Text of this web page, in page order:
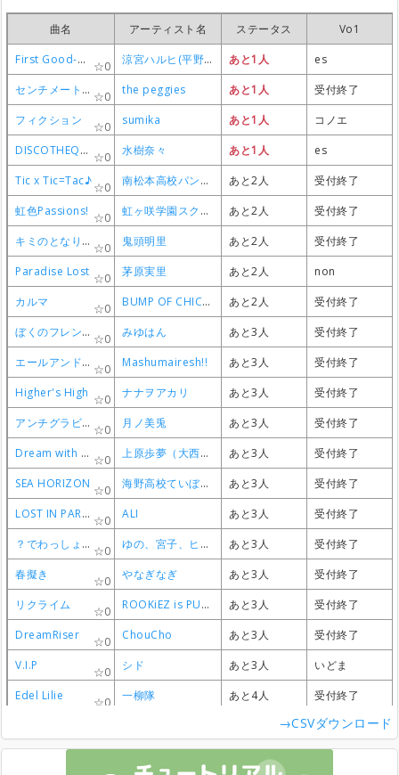
曲名 アーティスト名 ステータス
Vo1
First Good-Bye
0 涼宮ハルヒ(平野綾) あと1人
es
センチメートル
0 the peggies あと1人
受付終了
フィクション
0 sumika あと1人
コノエ
DISCOTHEQUE
0 水樹奈々 あと1人
es
Tic x Tic=Tac♪
0 南松本高校パンクロック同好会 あと2人
受付終了
虹色Passions!
0 虹ヶ咲学園スクールアイドル同好会 あと2人
受付終了
キミのとなりで
0 鬼頭明里 あと2人
受付終了
Paradise Lost
0 茅原実里 あと2人
non
カルマ
0 BUMP OF CHICKEN あと2人
受付終了
ぼくのフレンド
0 みゆはん あと3人
受付終了
エールアンドレスポンス
0 Mashumairesh!! あと3人
受付終了
Higher's High
0 ナナヲアカリ あと3人
受付終了
アンチグラビティ・ガール
0 月ノ美兎 あと3人
受付終了
Dream with You
0 上原歩夢（大西亜玖璃） あと3人
受付終了
SEA HORIZON
0 海野高校ていぼう部 あと3人
受付終了
LOST IN PARADISE feat. AKLO
0 ALI あと3人
受付終了
？でわっしょい
0 ゆの、宮子、ヒロ、沙英 あと3人
受付終了
春擬き
0 やなぎなぎ あと3人
受付終了
リクライム
0 ROOKiEZ is PUNK'D あと3人
受付終了
DreamRiser
0 ChouCho あと3人
受付終了
V.I.P
0 シド あと3人
いどま
Edel Lilie
0 一柳隊 あと4人
受付終了
受付終了
non
曲名 アーティスト名 ステータス
Vo1
First Good-Bye
0 涼宮ハルヒ(平野綾) あと1人
es
センチメートル
0 the peggies あと1人
受付終了
フィクション
0 sumika あと1人
コノエ
DISCOTHEQUE
0 水樹奈々 あと1人
es
Tic x Tic=Tac♪
0 南松本高校パンクロック同好会 あと2人
受付終了
虹色Passions!
0 虹ヶ咲学園スクールアイドル同好会 あと2人
受付終了
キミのとなりで
0 鬼頭明里 あと2人
受付終了
Paradise Lost
0 茅原実里 あと2人
non
カルマ
0 BUMP OF CHICKEN あと2人
受付終了
ぼくのフレンド
0 みゆはん あと3人
受付終了
エールアンドレスポンス
0 Mashumairesh!! あと3人
受付終了
Higher's High
0 ナナヲアカリ あと3人
受付終了
アンチグラビティ・ガール
0 月ノ美兎 あと3人
受付終了
Dream with You
0 上原歩夢（大西亜玖璃） あと3人
受付終了
SEA HORIZON
0 海野高校ていぼう部 あと3人
受付終了
LOST IN PARADISE feat. AKLO
0 ALI あと3人
受付終了
？でわっしょい
0 ゆの、宮子、ヒロ、沙英 あと3人
受付終了
春擬き
0 やなぎなぎ あと3人
受付終了
リクライム
0 ROOKiEZ is PUNK'D あと3人
受付終了
DreamRiser
0 ChouCho あと3人
受付終了
V.I.P
0 シド あと3人
いどま
Edel Lilie
0 一柳隊 あと4人
受付終了
受付終了
non
曲名 アーティスト名 ステータス
Vo1
First Good-Bye
0 涼宮ハルヒ(平野綾) あと1人
es
センチメートル
0 the peggies あと1人
受付終了
フィクション
0 sumika あと1人
コノエ
DISCOTHEQUE
0 水樹奈々 あと1人
es
Tic x Tic=Tac♪
0 南松本高校パンクロック同好会 あと2人
受付終了
虹色Passions!
0 虹ヶ咲学園スクールアイドル同好会 あと2人
受付終了
キミのとなりで
0 鬼頭明里 あと2人
受付終了
Paradise Lost
0 茅原実里 あと2人
non
カルマ
0 BUMP OF CHICKEN あと2人
受付終了
ぼくのフレンド
0 みゆはん あと3人
受付終了
エールアンドレスポンス
0 Mashumairesh!! あと3人
受付終了
Higher's High
0 ナナヲアカリ あと3人
受付終了
アンチグラビティ・ガール
0 月ノ美兎 あと3人
受付終了
Dream with You
0 上原歩夢（大西亜玖璃） あと3人
受付終了
SEA HORIZON
0 海野高校ていぼう部 あと3人
受付終了
LOST IN PARADISE feat. AKLO
0 ALI あと3人
受付終了
？でわっしょい
0 ゆの、宮子、ヒロ、沙英 あと3人
受付終了
春擬き
0 やなぎなぎ あと3人
受付終了
リクライム
0 ROOKiEZ is PUNK'D あと3人
受付終了
DreamRiser
0 ChouCho あと3人
受付終了
V.I.P
0 シド あと3人
いどま
Edel Lilie
0 一柳隊 あと4人
受付終了
受付終了
non
曲名 アーティスト名 ステータス
Vo1
First Good-Bye
0 涼宮ハルヒ(平野綾) あと1人
es
センチメートル
0 the peggies あと1人
受付終了
フィクション
0 sumika あと1人
コノエ
DISCOTHEQUE
0 水樹奈々 あと1人
es
Tic x Tic=Tac♪
0 南松本高校パンクロック同好会 あと2人
受付終了
虹色Passions!
0 虹ヶ咲学園スクールアイドル同好会 あと2人
受付終了
キミのとなりで
0 鬼頭明里 あと2人
受付終了
Paradise Lost
0 茅原実里 あと2人
non
カルマ
0 BUMP OF CHICKEN あと2人
受付終了
ぼくのフレンド
0 みゆはん あと3人
受付終了
エールアンドレスポンス
0 Mashumairesh!! あと3人
受付終了
Higher's High
0 ナナヲアカリ あと3人
受付終了
アンチグラビティ・ガール
0 月ノ美兎 あと3人
受付終了
Dream with You
0 上原歩夢（大西亜玖璃） あと3人
受付終了
SEA HORIZON
0 海野高校ていぼう部 あと3人
受付終了
LOST IN PARADISE feat. AKLO
0 ALI あと3人
受付終了
？でわっしょい
0 ゆの、宮子、ヒロ、沙英 あと3人
受付終了
春擬き
0 やなぎなぎ あと3人
受付終了
リクライム
0 ROOKiEZ is PUNK'D あと3人
受付終了
DreamRiser
0 ChouCho あと3人
受付終了
V.I.P
0 シド あと3人
いどま
Edel Lilie
0 一柳隊 あと4人
受付終了
受付終了
non
→CSVダウンロード